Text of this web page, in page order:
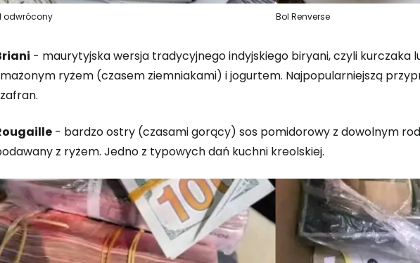
odwrócony Bol Renverse
- maurytyjska wersja tradycyjnego indyjskiego biryani, czyli kurczaka
ryżem (czasem ziemniakami) i jogurtem. Najpopularniejszą
- bardzo ostry (czasami gorący) sos pomidorowy z dowolnym
z ryżem. Jedno z typowych dań kuchni kreolskiej.